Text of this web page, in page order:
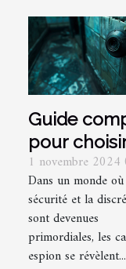
Guide
pour
caméra
adaptée à
besoins
1 novembre
Dans un monde
sécurité et la
sont devenues
primordiales, les
espion se révèlent...